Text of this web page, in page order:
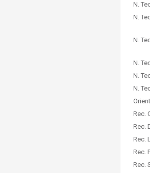
N.
N.
N.
N.
N.
N.
Rec.
Rec.
Rec.
Rec.
Rec.